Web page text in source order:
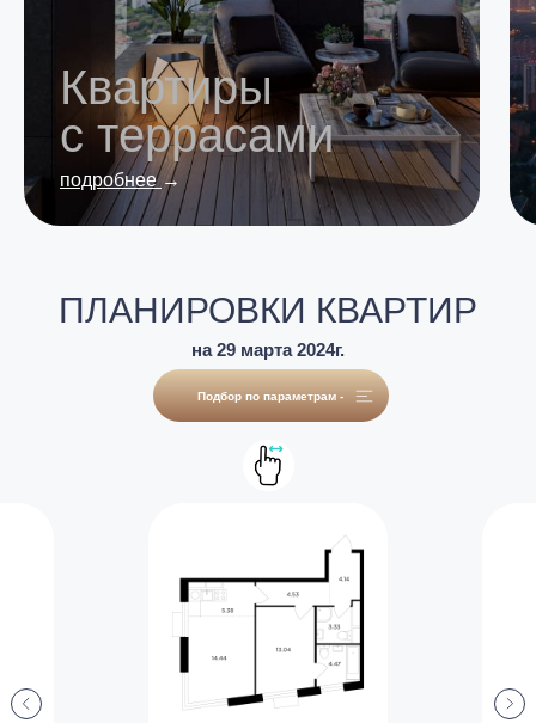
Квартиры
с террасами
подробнее →
ПЛАНИРОВКИ КВАРТИР
на 29 марта 2024г.
Подбор по параметрам -